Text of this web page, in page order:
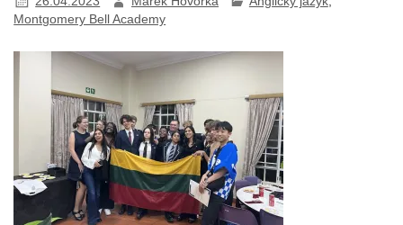
Montgomery Bell Academy